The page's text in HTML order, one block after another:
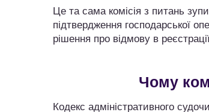
Це та сама комісія з питань
підтвердження господарської
рішення про відмову в
Чому
Кодекс адміністративного